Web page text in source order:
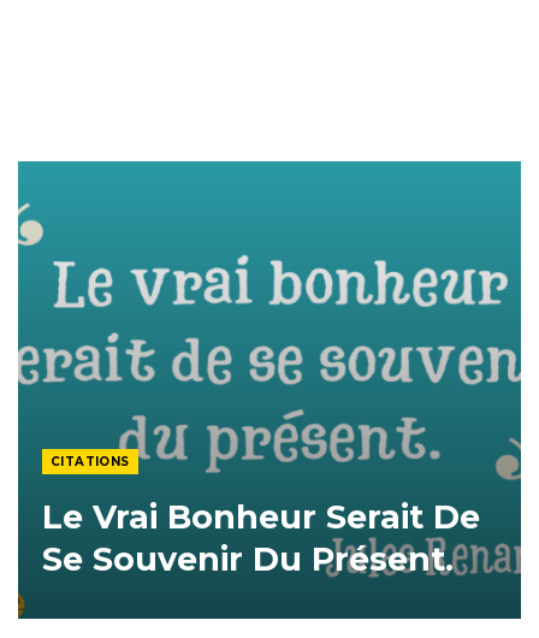
CITATIONS
Le Vrai Bonheur Serait De
Se Souvenir Du Présent.